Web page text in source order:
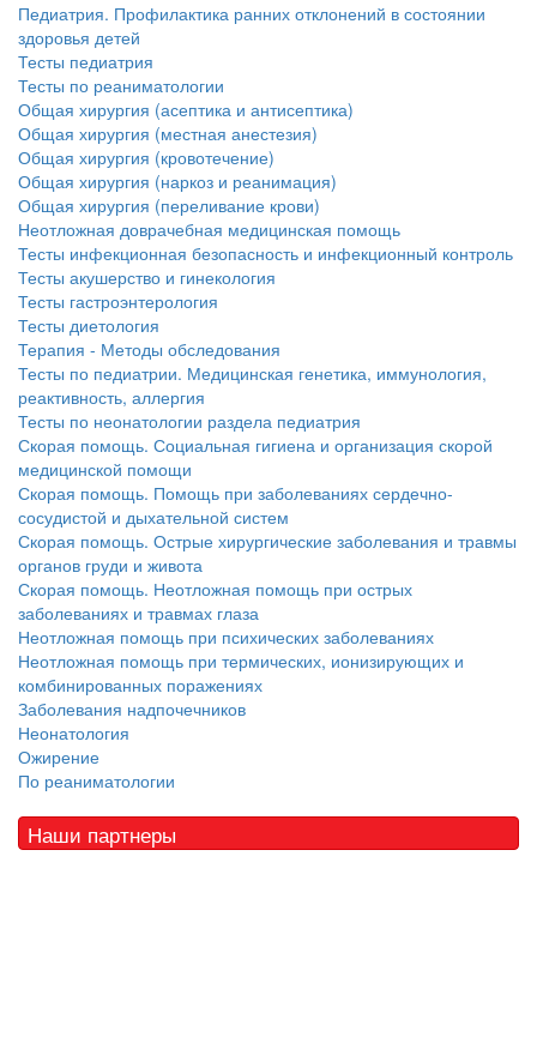
Педиатрия. Профилактика ранних отклонений в состоянии
здоровья детей
Тесты педиатрия
Тесты по реаниматологии
Общая хирургия (асептика и антисептика)
Общая хирургия (местная анестезия)
Общая хирургия (кровотечение)
Общая хирургия (наркоз и реанимация)
Общая хирургия (переливание крови)
Неотложная доврачебная медицинская помощь
Тесты инфекционная безопасность и инфекционный контроль
Тесты акушерство и гинекология
Тесты гастроэнтерология
Тесты диетология
Терапия - Методы обследования
Тесты по педиатрии. Медицинская генетика, иммунология,
реактивность, аллергия
Тесты по неонатологии раздела педиатрия
Скорая помощь. Социальная гигиена и организация скорой
медицинской помощи
Скорая помощь. Помощь при заболеваниях сердечно-
сосудистой и дыхательной систем
Скорая помощь. Острые хирургические заболевания и травмы
органов груди и живота
Скорая помощь. Неотложная помощь при острых
заболеваниях и травмах глаза
Неотложная помощь при психических заболеваниях
Неотложная помощь при термических, ионизирующих и
комбинированных поражениях
Заболевания надпочечников
Неонатология
Ожирение
По реаниматологии
Наши партнеры